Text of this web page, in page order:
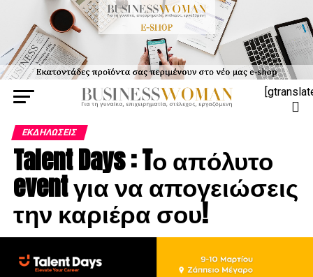
ΕΚΔΗΛΏΣΕΙΣ
Talent Days : Tο απόλυτο
event για να απογειώσεις
την καριέρα σου!